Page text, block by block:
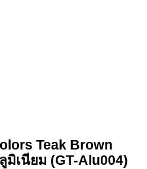
Teak Brown
มิเนียม (GT-Alu004)